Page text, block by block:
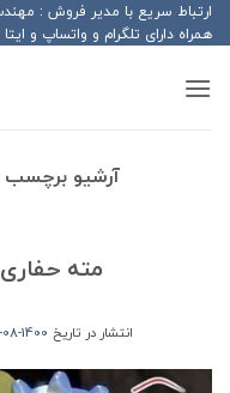
Skip
to
content
همراه دارای تلگرام و واتساپ و
آرشیو
مته
انتشار در تاریخ 1400-08-28